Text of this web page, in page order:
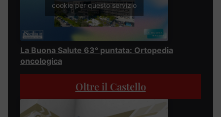
cookie per questo servizio
La Buona Salute 63° puntata: Ortopedia
oncologica
Oltre il Castello